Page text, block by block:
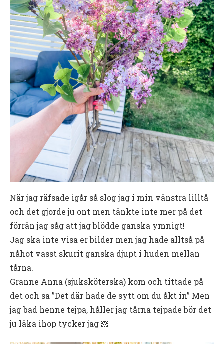
När jag räfsade igår så slog jag i min vänstra lilltå
och det gjorde ju ont men tänkte inte mer på det
förrän jag såg att jag blödde ganska ymnigt!
Jag ska inte visa er bilder men jag hade alltså på
nåhot vasst skurit ganska djupt i huden mellan
tårna.
Granne Anna (sjuksköterska) kom och tittade på
det och sa ”Det där hade de sytt om du åkt in” Men
jag bad henne tejpa, håller jag tårna tejpade bör det
ju läka ihop tycker jag 🙈